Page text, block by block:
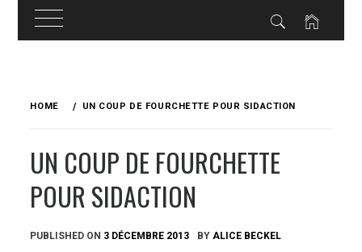
HOME UN COUP DE FOURCHETTE POUR SIDACTION
UN COUP DE FOURCHETTE
POUR SIDACTION
PUBLISHED ON 3 DÉCEMBRE 2013 BY ALICE BECKEL